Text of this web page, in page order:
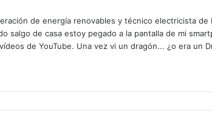
de energía renovables y técnico electricista de
salgo de casa estoy pegado a la pantalla de mi
de YouTube. Una vez vi un dragón... ¿o era un